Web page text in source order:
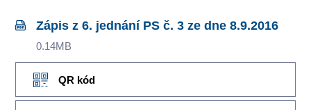
Zápis z 6. jednání PS č. 3 ze dne 8.9.2016
0.14MB
QR kód